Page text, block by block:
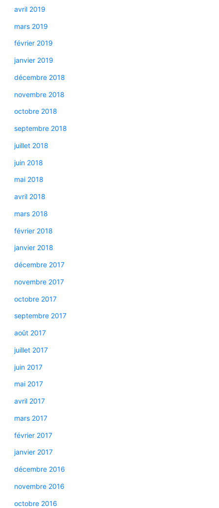
avril 2019
mars 2019
février 2019
janvier 2019
décembre 2018
novembre 2018
octobre 2018
septembre 2018
juillet 2018
juin 2018
mai 2018
avril 2018
mars 2018
février 2018
janvier 2018
décembre 2017
novembre 2017
octobre 2017
septembre 2017
août 2017
juillet 2017
juin 2017
mai 2017
avril 2017
mars 2017
février 2017
janvier 2017
décembre 2016
novembre 2016
octobre 2016